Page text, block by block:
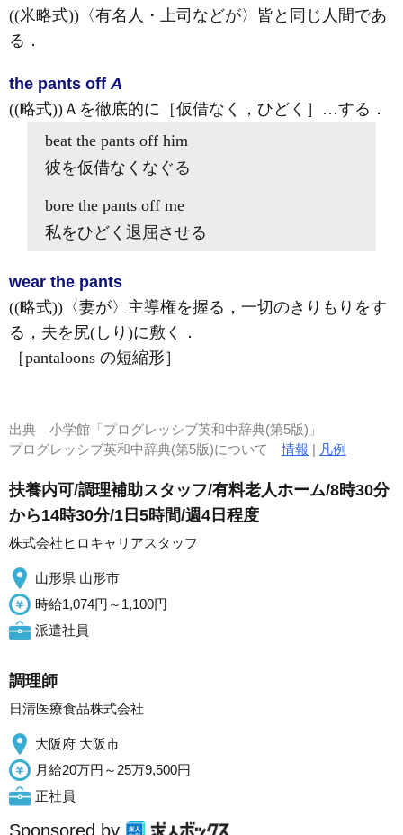
((米略式))〈有名人・上司などが〉皆と同じ人間であ
る ．
the pants off A
((略式))Ａを徹底的に［仮借なく，ひどく］…する ．
beat the pants off him
彼を仮借なくなぐる
bore the pants off me
私をひどく退屈させる
wear the pants
((略式))〈妻が〉主導権を握る，一切のきりもりをす
る，夫を尻(しり)に敷く
．
［pantaloons の短縮形］
出典 小学館「プログレッシブ英和中辞典(第5版)」
プログレッシブ英和中辞典(第5版)について情報 | 凡例
扶養内可/調理補助スタッフ/有料老人ホーム/8時30分
から14時30分/1日5時間/週4日程度
株式会社ヒロキャリアスタッフ
山形県 山形市
時給1,074円～1,100円
派遣社員
調理師
日清医療食品株式会社
大阪府 大阪市
月給20万円～25万9,500円
正社員
Sponsored by